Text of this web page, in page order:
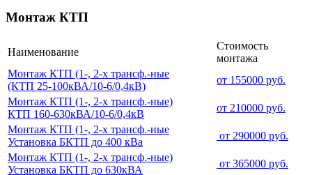
Монтаж КТП
Наименование
Стоимость
монтажа
Монтаж КТП (1-, 2-х трансф.-ные
(КТП 25-100кВА/10-6/0,4кВ)
от 155000 руб.
Монтаж КТП (1-, 2-х трансф.-ные)
КТП 160-630кВА/10-6/0,4кВ
от 210000 руб.
Монтаж КТП (1-, 2-х трансф.-ные
Установка БКТП до 400 кВа
от 290000 руб.
Монтаж КТП (1-, 2-х трансф.-ные)
Установка БКТП до 630кВА
от 365000 руб.